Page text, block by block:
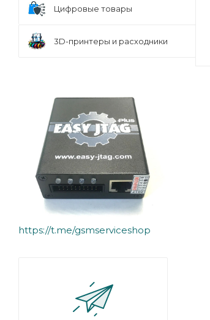
Цифровые товары
3D-принтеры и расходники
https://t.me/gsmserviceshop